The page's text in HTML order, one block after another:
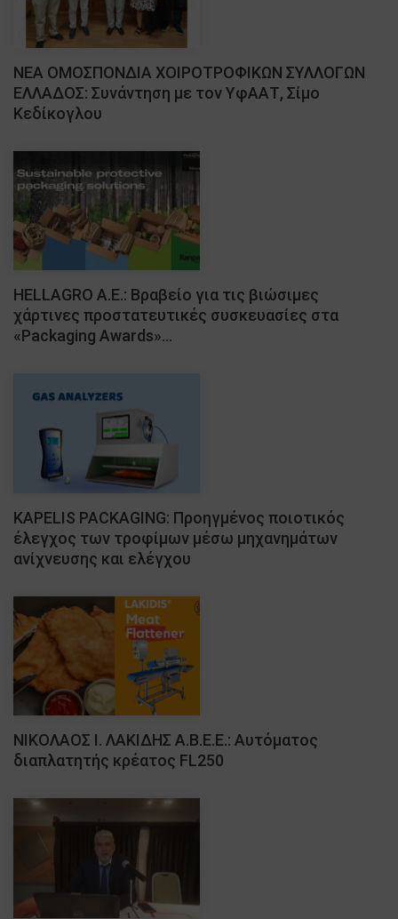
ΝΕΑ ΟΜΟΣΠΟΝΔΙΑ ΧΟΙΡΟΤΡΟΦΙΚΩΝ ΣΥΛΛΟΓΩΝ
ΕΛΛΑΔΟΣ: Συνάντηση με τον ΥφΑΑΤ, Σίμο
Κεδίκογλου
HELLAGRO Α.Ε.: Βραβείο για τις βιώσιμες
χάρτινες προστατευτικές συσκευασίες στα
«Packaging Awards»…
ΚAPELIS PACKAGING: Προηγμένος ποιοτικός
έλεγχος των τροφίμων μέσω μηχανημάτων
ανίχνευσης και ελέγχου
ΝΙΚΟΛΑΟΣ Ι. ΛΑΚΙΔΗΣ Α.Β.Ε.Ε.: Αυτόματος
διαπλατητής κρέατος FL250